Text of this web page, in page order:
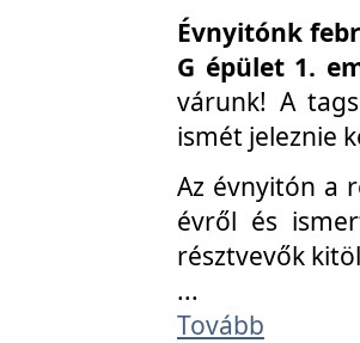
Évnyitónk
G épület 1.
várunk! A
ismét jeleznie
Az évnyitón a
évről és
résztvevők
...
Tovább